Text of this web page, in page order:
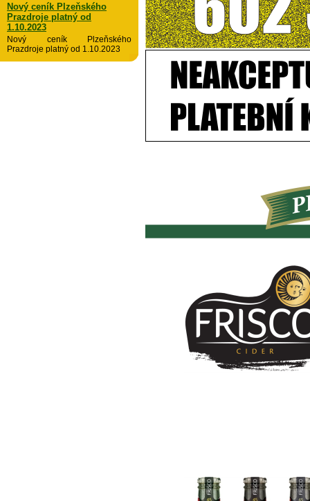
Nový ceník Plzeňského
Prazdroje platný od
1.10.2023
Nový ceník Plzeňského
Prazdroje platný od 1.10.2023